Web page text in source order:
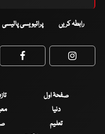
رابطہ کریں پرائیویسی پالیسی
Facebook
صفحۂ اول
دنیا
تعلیم